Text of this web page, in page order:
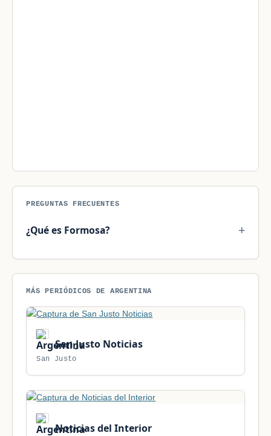
PREGUNTAS FRECUENTES
¿Qué es Formosa?
MÁS PERIÓDICOS DE ARGENTINA
San Justo Noticias
San Justo
Noticias del Interior